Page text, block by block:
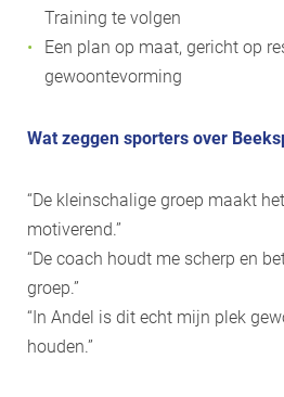
Training te volgen
Een plan op maat, gericht op
gewoontevorming
Wat zeggen sporters over
“De kleinschalige groep maakt
motiverend.”
“De coach houdt me scherp en
groep.”
“In Andel is dit echt mijn plek
houden.”